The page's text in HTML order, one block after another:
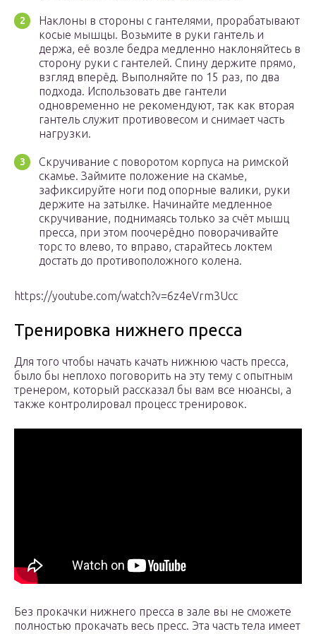
Наклоны в стороны с гантелями, прорабатывают
косые мышцы. Возьмите в руки гантель и
держа, её возле бедра медленно наклоняйтесь в
сторону руки с гантелей. Спину держите прямо,
взгляд вперёд. Выполняйте по 15 раз, по два
подхода. Использовать две гантели
одновременно не рекомендуют, так как вторая
гантель служит противовесом и снимает часть
нагрузки.
Скручивание с поворотом корпуса на римской
скамье. Займите положение на скамье,
зафиксируйте ноги под опорные валики, руки
держите на затылке. Начинайте медленное
скручивание, поднимаясь только за счёт мышц
пресса, при этом поочерёдно поворачивайте
торс то влево, то вправо, старайтесь локтем
достать до противоположного колена.
https://youtube.com/watch?v=6z4eVrm3Ucc
Тренировка нижнего пресса
Для того чтобы начать качать нижнюю часть пресса,
было бы неплохо поговорить на эту тему с опытным
тренером, который рассказал бы вам все нюансы, а
также контролировал процесс тренировок.
Без прокачки нижнего пресса в зале вы не сможете
полностью прокачать весь пресс. Эта часть тела имеет